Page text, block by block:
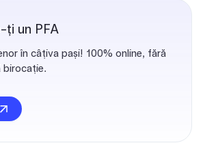
ți un PFA
în câțiva pași! 100% online, fără
birocație.